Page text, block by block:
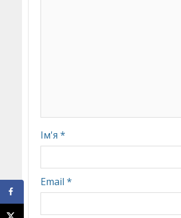
Ім'я *
Email *